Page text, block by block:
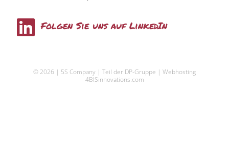
L
i
n
k
Folgen Sie uns auf LinkedIn
© 2026 | 5S Company | Teil der DP-Gruppe | Webhosting
4BISinnovations.com